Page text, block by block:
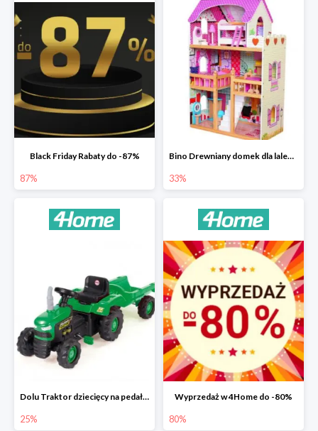
Black Friday Rabaty do -87%
87%
Bino Drewniany domek dla lalek z mebelkami -33%
33%
Dolu Traktor dziecięcy na pedały z przyczepką -25%
25%
Wyprzedaż w 4Home do -80%
80%